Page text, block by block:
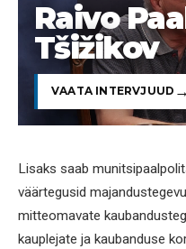
Raivo
Tšižikov
VAATA INTERVJUUD
Lisaks saab
väärtegusid
mitteomavate
kauplejate ja kaubanduse